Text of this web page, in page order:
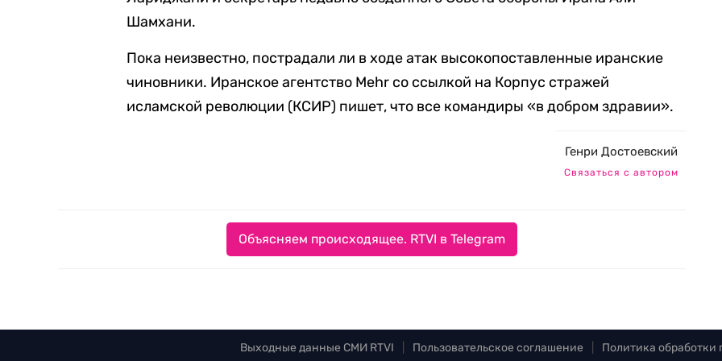
Шамхани.
Пока неизвестно, пострадали ли в ходе атак высокопоставленные иранские
чиновники. Иранское агентство Mehr со ссылкой на Корпус стражей
исламской революции (КСИР) пишет, что все командиры «в добром здравии».
Генри Достоевский
Связаться с автором
Объясняем происходящее. RTVI в Telegram
Выходные данные СМИ RTVI Пользовательское соглашение Политика